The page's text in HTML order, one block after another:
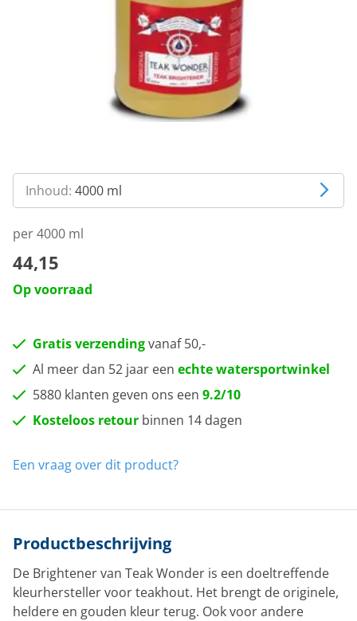
Inhoud: 4000 ml
per 4000 ml
44,15
Op voorraad
Gratis verzendingvanaf 50,-
Al meer dan 52 jaar een echte watersportwinkel
5880 klanten geven ons een 9.2/10
Kosteloos retour binnen 14 dagen
Een vraag over dit product?
Productbeschrijving
De Brightener van Teak Wonder is een doeltreffende
kleurhersteller voor teakhout. Het brengt de originele,
heldere en gouden kleur terug. Ook voor andere